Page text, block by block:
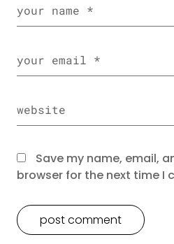
Save my name, email,
browser for the next time I